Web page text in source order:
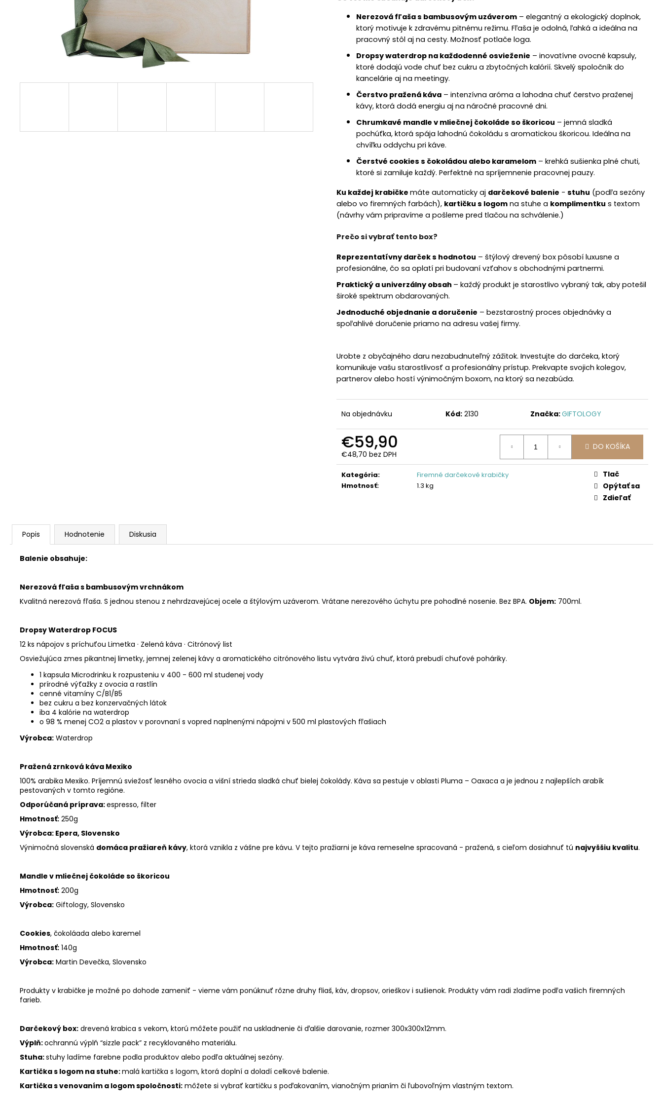
Nerezová fľaša s bambusovým uzáverom – elegantný a ekologický doplnok,
ktorý motivuje k zdravému pitnému režimu. Fľaša je odolná, ľahká a ideálna na
pracovný stôl aj na cesty. Možnosť potlače loga.
Dropsy waterdrop na každodenné osvieženie – inovatívne ovocné kapsuly,
ktoré dodajú vode chuť bez cukru a zbytočných kalórií. Skvelý spoločník do
kancelárie aj na meetingy.
Čerstvo pražená káva – intenzívna aróma a lahodna chuť čerstvo praženej
kávy, ktorá dodá energiu aj na náročné pracovné dni.
Chrumkavé mandle v mliečnej čokoláde so škoricou – jemná sladká
pochúťka, ktorá spája lahodnú čokoládu s aromatickou škoricou. Ideálna na
chvíľku oddychu pri káve.
Čerstvé cookies s čokoládou alebo karamelom – krehká sušienka plné chuti,
ktoré si zamiluje každý. Perfektné na spríjemnenie pracovnej pauzy.
Ku každej krabičke máte automaticky aj darčekové balenie - stuhu (podľa sezóny
alebo vo firemných farbách), kartičku s logom na stuhe a komplimentku s textom
(návrhy vám pripravíme a pošleme pred tlačou na schválenie.)
Prečo si vybrať tento box?
Reprezentatívny darček s hodnotou – štýlový drevený box pôsobí luxusne a
profesionálne, čo sa oplatí pri budovaní vzťahov s obchodnými partnermi.
Praktický a univerzálny obsah – každý produkt je starostlivo vybraný tak, aby potešil
široké spektrum obdarovaných.
Jednoduché objednanie a doručenie – bezstarostný proces objednávky a
spoľahlivé doručenie priamo na adresu vašej firmy.
Urobte z obyčajného daru nezabudnuteľný zážitok. Investujte do darčeka, ktorý
komunikuje vašu starostlivosť a profesionálny prístup. Prekvapte svojich kolegov,
partnerov alebo hostí výnimočným boxom, na ktorý sa nezabúda.
Na objednávku Kód: 2130 Značka:GIFTOLOGY
€59,90
€48,70 bez DPH
Jednotková
cena:
DO KOŠÍKA
Kategória:
Firemné darčekové krabičky
Hmotnosť: 1.3 kg
Tlač
Opýtať sa
Zdieľať
Popis Hodnotenie Diskusia
Balenie obsahuje:
Nerezová fľaša s bambusovým vrchnákom
Kvalitná nerezová fľaša. S jednou stenou z nehrdzavejúcej ocele a štýlovým uzáverom. Vrátane nerezového úchytu pre pohodlné nosenie. Bez BPA. Objem: 700ml.
Dropsy Waterdrop FOCUS
12 ks nápojov s príchuťou Limetka · Zelená káva · Citrónový list
Osviežujúca zmes pikantnej limetky, jemnej zelenej kávy a aromatického citrónového listu vytvára živú chuť, ktorá prebudí chuťové poháriky.
1 kapsula Microdrinku k rozpusteniu v 400 - 600 ml studenej vody
prírodné výťažky z ovocia a rastlín
cenné vitamíny C/B1/B5
bez cukru a bez konzervačných látok
iba 4 kalórie na waterdrop
o 98 % menej CO2 a plastov v porovnaní s vopred naplnenými nápojmi v 500 ml plastových fľašiach
Výrobca: Waterdrop
Pražená zrnková káva Mexiko
100% arabika Mexiko. Príjemnú sviežosť lesného ovocia a višní strieda sladká chuť bielej čokolády. Káva sa pestuje v oblasti Pluma – Oaxaca a je jednou z najlepších arabík
pestovaných v tomto regióne.
Odporúčaná príprava:espresso, filter
Hmotnosť: 250g
Výrobca: Epera, Slovensko
Výnimočná slovenská domáca pražiareň kávy, ktorá vznikla z vášne pre kávu. V tejto pražiarni je káva remeselne spracovaná - pražená, s cieľom dosiahnuť tú najvyššiu kvalitu.
Mandle v mliečnej čokoláde so škoricou
Hmotnosť: 200g
Výrobca: Giftology, Slovensko
Cookies, čokoláada alebo karemel
Hmotnosť: 140g
Výrobca: Martin Devečka, Slovensko
Produkty v krabičke je možné po dohode zameniť - vieme vám ponúknuť rôzne druhy fliaš, káv, dropsov, orieškov i sušienok. Produkty vám radi zladíme podľa vašich firemných
farieb.
Darčekový box: drevená krabica s vekom, ktorú môžete použiť na uskladnenie či ďalšie darovanie, rozmer 300x300x12mm.
Výplň:ochrannú výplň “sizzle pack” z recyklovaného materiálu.
Stuha:stuhy ladíme farebne podla produktov alebo podľa aktuálnej sezóny.
Kartička s logom na stuhe:malá kartička s logom, ktorá doplní a doladí celkové balenie.
Kartička s venovaním a logom spoločnosti: môžete si vybrať kartičku s poďakovaním, vianočným prianím či ľubovoľným vlastným textom.